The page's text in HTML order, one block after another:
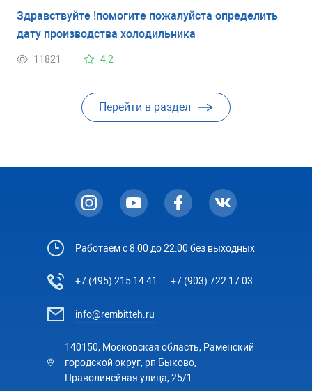
ошибку. И что делать если это не поможет?
Здравствуйте !помогите пожалуйста определить
дату производства холодильника
11821 4,2
Перейти в раздел
Работаем с 8:00 до 22:00 без выходных
+7 (495) 215 14 41 +7 (903) 722 17 03
info@rembitteh.ru
140150, Московская область, Раменский
городской округ, рп Быково,
Праволинейная улица, 25/1